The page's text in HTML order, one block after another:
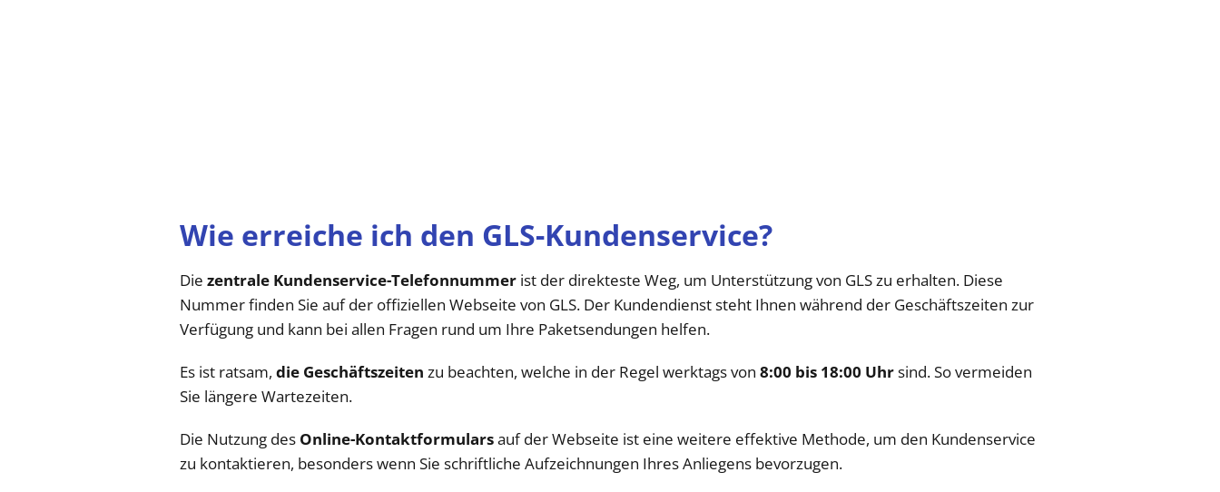
Wie erreiche ich den GLS-Kundenservice?
Die zentrale Kundenservice-Telefonnummer ist der direkteste Weg, um Unterstützung von GLS zu erhalten. Diese
Nummer finden Sie auf der offiziellen Webseite von GLS. Der Kundendienst steht Ihnen während der Geschäftszeiten zur
Verfügung und kann bei allen Fragen rund um Ihre Paketsendungen helfen.
Es ist ratsam, die Geschäftszeiten zu beachten, welche in der Regel werktags von 8:00 bis 18:00 Uhrsind. So vermeiden
Sie längere Wartezeiten.
Die Nutzung des Online-Kontaktformularsauf der Webseite ist eine weitere effektive Methode, um den Kundenservice
zu kontaktieren, besonders wenn Sie schriftliche Aufzeichnungen Ihres Anliegens bevorzugen.